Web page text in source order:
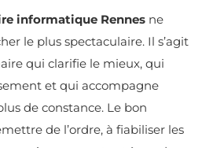
informatique Rennes ne
le plus spectaculaire. Il s’agit
qui clarifie le mieux, qui
et qui accompagne
de constance. Le bon
de l’ordre, à fiabiliser les